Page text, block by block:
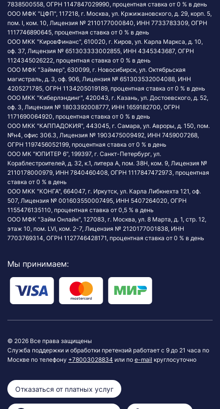
7838500558, ОГРН 1147847029990, процентная ставка от 0 % в день
ООО МФК "ЦФП", 117218, г. Москва, ул. Кржижановского, д. 29, корп. 5,
пом. I, ком. 10, Лицензия № 2110177000840, ИНН 7733783309, ОГРН
1117746890645, процентная ставка от 0 % в день
ООО МКК "КировФинанс", 610020, г. Киров, ул. Карла Маркса, д. 10,
оф. 37, Лицензия № 651303333002855, ИНН 4345343687, ОГРН
1124345026222, процентная ставка от 0 % в день
ООО МФК "Займер", 630099, г. Новосибирск, ул. Октябрьская
магистраль, д. 3, оф. 906, Лицензия № 651303532004088, ИНН
4205271785, ОГРН 1134205019189, процентная ставка от 0 % в день
ООО МКК "Киберлэндинг", 420043, г. Казань, ул. Достоевского, д. 52,
оф. 3, Лицензия № 1803392008777, ИНН 1659182700, ОГРН
1171690064920, процентная ставка от 0 % в день
ООО МКК "КАППАДОКИЯ", 443045, г. Самара, ул. Авроры, д. 150, пом.
№н4, офис 306.3, Лицензия № 1903475009492, ИНН 7459007268,
ОГРН 1197456052199, процентная ставка от 0 % в день
OОО МК "ЮПИТЕР 6", 199397, г. Санкт-Петербург, ул.
Кораблестроителей, д. 32, к.1, литера А, пом. 38Н, ком. 9, Лицензия №
2110178000979, ИНН 7840460408, ОГРН 1117847472973, процентная
ставка от 0 % в день
ООО МКК "КОНГА", 664047, г. Иркутск, ул. Карла Либкнехта 121, оф.
507, Лицензия № 001603550007495, ИНН 5407264020, ОГРН
1155476135110, процентная ставка от 0,5 % в день
ООО МФК "Займ Онлайн", 127083, г. Москва, ул. 8 Марта, д. 1, стр. 12,
этаж 10, пом. LVI, ком. 2-7, Лицензия № 2120177001838, ИНН
7703769314, ОГРН 1127746428171, процентная ставка от 0 % в день
Мы принимаем:
© 2026 Все права защищены
Служба поддержки и обработки претензий работает с 9 до 21 часа по
Москве по телефону +78003028834 или по e-mail круглосуточно
Отказаться от платных услуг